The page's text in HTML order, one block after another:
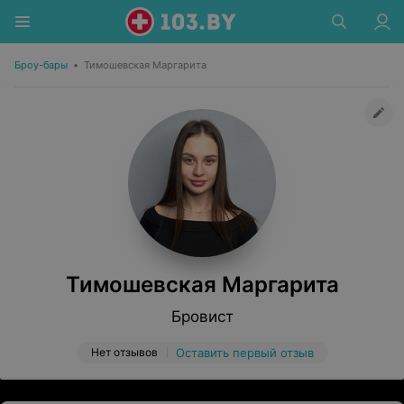
Броу-бары • Тимошевская Маргарита
Тимошевская Маргарита
Бровист
Нет отзывов Оставить первый отзыв